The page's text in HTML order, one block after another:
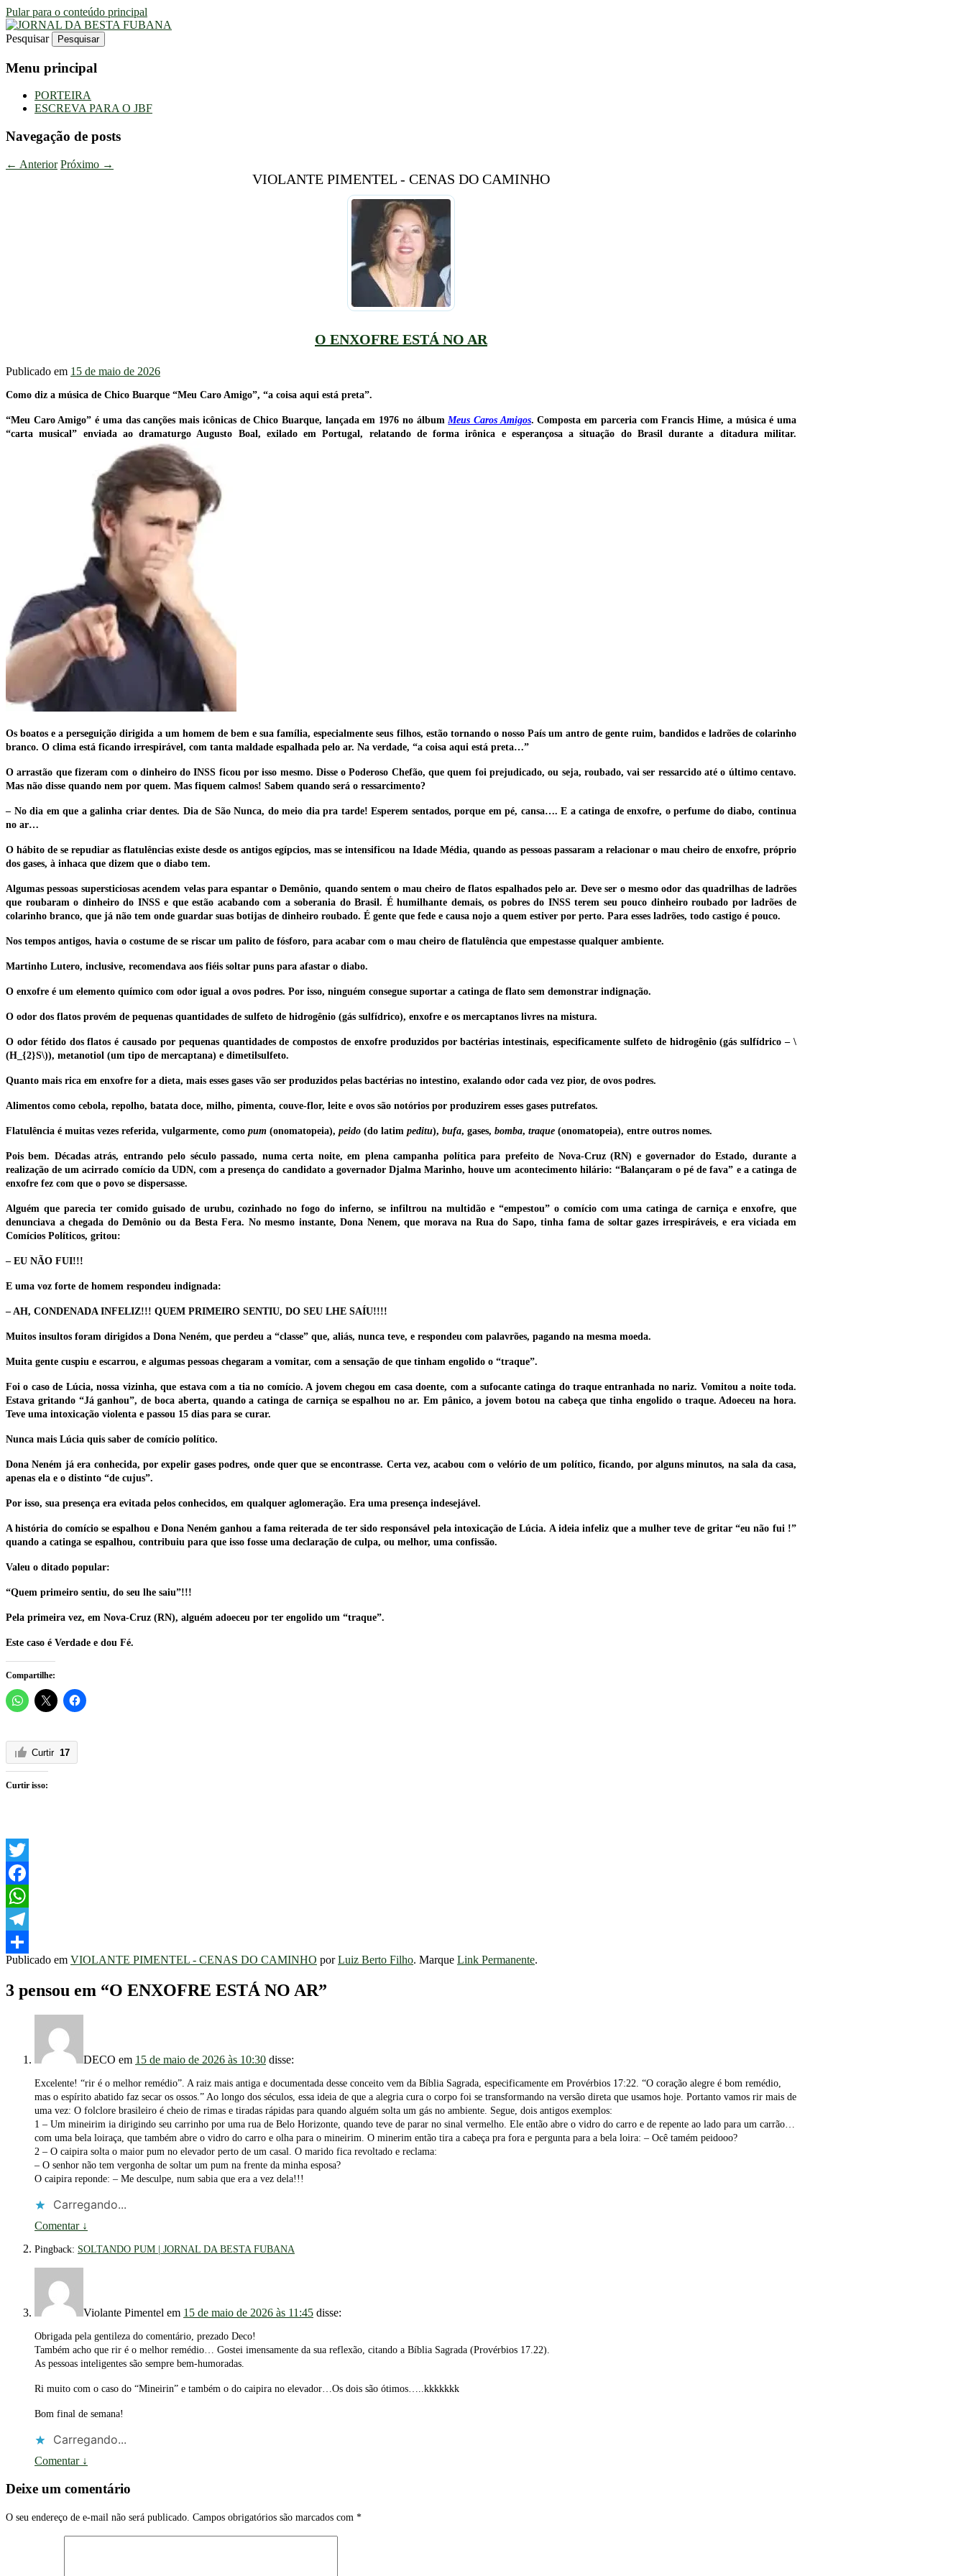
Pular para o conteúdo principal
JORNAL DA BESTA FUBANA
Uma Gazeta Escrota
Pesquisar
Menu principal
PORTEIRA
ESCREVA PARA O JBF
Navegação de posts
← Anterior Próximo →
VIOLANTE PIMENTEL - CENAS DO CAMINHO
O ENXOFRE ESTÁ NO AR
Publicado em 15 de maio de 2026
Como diz a música de Chico Buarque “Meu Caro Amigo”, “a coisa aqui está preta”.
“Meu Caro Amigo” é uma das canções mais icônicas de Chico Buarque, lançada em 1976 no álbumMeus Caros Amigos. Composta em parceria com Francis Hime, a música é uma
“carta musical” enviada ao dramaturgo Augusto Boal, exilado em Portugal, relatando de forma irônica e esperançosa a situação do Brasil durante a ditadura militar.
Os boatos e a perseguição dirigida a um homem de bem e sua família, especialmente seus filhos, estão tornando o nosso País um antro de gente ruim, bandidos e ladrões de colarinho
branco. O clima está ficando irrespirável, com tanta maldade espalhada pelo ar. Na verdade, “a coisa aqui está preta…”
O arrastão que fizeram com o dinheiro do INSS ficou por isso mesmo. Disse o Poderoso Chefão, que quem foi prejudicado, ou seja, roubado, vai ser ressarcido até o último centavo.
Mas não disse quando nem por quem. Mas fiquem calmos! Sabem quando será o ressarcimento?
– No dia em que a galinha criar dentes. Dia de São Nunca, do meio dia pra tarde! Esperem sentados, porque em pé, cansa…. E a catinga de enxofre, o perfume do diabo, continua
no ar…
O hábito de se repudiar as flatulências existe desde os antigos egípcios, mas se intensificou na Idade Média, quando as pessoas passaram a relacionar o mau cheiro de enxofre, próprio
dos gases, à inhaca que dizem que o diabo tem.
Algumas pessoas supersticiosas acendem velas para espantar o Demônio, quando sentem o mau cheiro de flatos espalhados pelo ar. Deve ser o mesmo odor das quadrilhas de ladrões
que roubaram o dinheiro do INSS e que estão acabando com a soberania do Brasil. É humilhante demais, os pobres do INSS terem seu pouco dinheiro roubado por ladrões de
colarinho branco, que já não tem onde guardar suas botijas de dinheiro roubado. É gente que fede e causa nojo a quem estiver por perto. Para esses ladrões, todo castigo é pouco.
Nos tempos antigos, havia o costume de se riscar um palito de fósforo, para acabar com o mau cheiro de flatulência que empestasse qualquer ambiente.
Martinho Lutero, inclusive, recomendava aos fiéis soltar puns para afastar o diabo.
O enxofre é um elemento químico com odor igual a ovos podres. Por isso, ninguém consegue suportar a catinga de flato sem demonstrar indignação.
O odor dos flatos provém de pequenas quantidades de sulfeto de hidrogênio (gás sulfídrico), enxofre e os mercaptanos livres na mistura.
O odor fétido dos flatos é causado por pequenas quantidades de compostos de enxofre produzidos por bactérias intestinais, especificamente sulfeto de hidrogênio (gás sulfídrico – \
(H_{2}S\)), metanotiol (um tipo de mercaptana) e dimetilsulfeto.
Quanto mais rica em enxofre for a dieta, mais esses gases vão ser produzidos pelas bactérias no intestino, exalando odor cada vez pior, de ovos podres.
Alimentos como cebola, repolho, batata doce, milho, pimenta, couve-flor, leite e ovos são notórios por produzirem esses gases putrefatos.
Flatulência é muitas vezes referida, vulgarmente, como pum (onomatopeia), peido (do latim peditu), bufa, gases, bomba, traque (onomatopeia), entre outros nomes.
Pois bem. Décadas atrás, entrando pelo século passado, numa certa noite, em plena campanha política para prefeito de Nova-Cruz (RN) e governador do Estado, durante a
realização de um acirrado comício da UDN, com a presença do candidato a governador Djalma Marinho, houve um acontecimento hilário: “Balançaram o pé de fava” e a catinga de
enxofre fez com que o povo se dispersasse.
Alguém que parecia ter comido guisado de urubu, cozinhado no fogo do inferno, se infiltrou na multidão e “empestou” o comício com uma catinga de carniça e enxofre, que
denunciava a chegada do Demônio ou da Besta Fera. No mesmo instante, Dona Nenem, que morava na Rua do Sapo, tinha fama de soltar gazes irrespiráveis, e era viciada em
Comícios Políticos, gritou:
– EU NÃO FUI!!!
E uma voz forte de homem respondeu indignada:
– AH, CONDENADA INFELIZ!!! QUEM PRIMEIRO SENTIU, DO SEU LHE SAÍU!!!!
Muitos insultos foram dirigidos a Dona Neném, que perdeu a “classe” que, aliás, nunca teve, e respondeu com palavrões, pagando na mesma moeda.
Muita gente cuspiu e escarrou, e algumas pessoas chegaram a vomitar, com a sensação de que tinham engolido o “traque”.
Foi o caso de Lúcia, nossa vizinha, que estava com a tia no comício. A jovem chegou em casa doente, com a sufocante catinga do traque entranhada no nariz. Vomitou a noite toda.
Estava gritando “Já ganhou”, de boca aberta, quando a catinga de carniça se espalhou no ar. Em pânico, a jovem botou na cabeça que tinha engolido o traque. Adoeceu na hora.
Teve uma intoxicação violenta e passou 15 dias para se curar.
Nunca mais Lúcia quis saber de comício político.
Dona Neném já era conhecida, por expelir gases podres, onde quer que se encontrasse. Certa vez, acabou com o velório de um político, ficando, por alguns minutos, na sala da casa,
apenas ela e o distinto “de cujus”.
Por isso, sua presença era evitada pelos conhecidos, em qualquer aglomeração. Era uma presença indesejável.
A história do comício se espalhou e Dona Neném ganhou a fama reiterada de ter sido responsável pela intoxicação de Lúcia. A ideia infeliz que a mulher teve de gritar “eu não fui !”
quando a catinga se espalhou, contribuiu para que isso fosse uma declaração de culpa, ou melhor, uma confissão.
Valeu o ditado popular:
“Quem primeiro sentiu, do seu lhe saiu”!!!
Pela primeira vez, em Nova-Cruz (RN), alguém adoeceu por ter engolido um “traque”.
Este caso é Verdade e dou Fé.
Compartilhe:
Curtir 17
Curtir isso:
Twitter
Facebook
WhatsApp
Telegram
Share
Publicado em VIOLANTE PIMENTEL - CENAS DO CAMINHO porLuiz Berto Filho. Marque Link Permanente.
3 pensou em “O ENXOFRE ESTÁ NO AR”
DECO em 15 de maio de 2026 às 10:30 disse:
Excelente! “rir é o melhor remédio”. A raiz mais antiga e documentada desse conceito vem da Bíblia Sagrada, especificamente em Provérbios 17:22. “O coração alegre é bom remédio,
mas o espírito abatido faz secar os ossos.” Ao longo dos séculos, essa ideia de que a alegria cura o corpo foi se transformando na versão direta que usamos hoje. Portanto vamos rir mais de
uma vez: O folclore brasileiro é cheio de rimas e tiradas rápidas para quando alguém solta um gás no ambiente. Segue, dois antigos exemplos:
1 – Um mineirim ia dirigindo seu carrinho por uma rua de Belo Horizonte, quando teve de parar no sinal vermelho. Ele então abre o vidro do carro e de repente ao lado para um carrão…
com uma bela loiraça, que também abre o vidro do carro e olha para o mineirim. O minerim então tira a cabeça pra fora e pergunta para a bela loira: – Ocê tamém peidooo?
2 – O caipira solta o maior pum no elevador perto de um casal. O marido fica revoltado e reclama:
– O senhor não tem vergonha de soltar um pum na frente da minha esposa?
O caipira reponde: – Me desculpe, num sabia que era a vez dela!!!
Carregando...
Comentar ↓
Pingback: SOLTANDO PUM | JORNAL DA BESTA FUBANA
Violante Pimentel em 15 de maio de 2026 às 11:45 disse:
Obrigada pela gentileza do comentário, prezado Deco!
Também acho que rir é o melhor remédio… Gostei imensamente da sua reflexão, citando a Bíblia Sagrada (Provérbios 17.22).
As pessoas inteligentes são sempre bem-humoradas.
Ri muito com o caso do “Mineirin” e também o do caipira no elevador…Os dois são ótimos…..kkkkkkk
Bom final de semana!
Carregando...
Comentar ↓
Deixe um comentário
O seu endereço de e-mail não será publicado. Campos obrigatórios são marcados com *